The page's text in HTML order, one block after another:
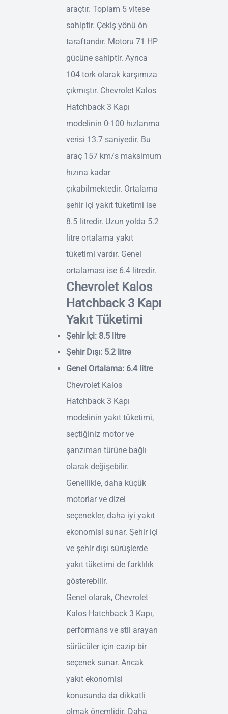
araçtır. Toplam 5 vitese
sahiptir. Çekiş yönü ön
taraftandır. Motoru 71 HP
gücüne sahiptir. Ayrıca
104 tork olarak karşımıza
çıkmıştır. Chevrolet Kalos
Hatchback 3 Kapı
modelinin 0-100 hızlanma
verisi 13.7 saniyedir. Bu
araç 157 km/s maksimum
hızına kadar
çıkabilmektedir. Ortalama
şehir içi yakıt tüketimi ise
8.5 litredir. Uzun yolda 5.2
litre ortalama yakıt
tüketimi vardır. Genel
ortalaması ise 6.4 litredir.
Chevrolet Kalos
Hatchback 3 Kapı
Yakıt Tüketimi
Şehir İçi: 8.5 litre
Şehir Dışı: 5.2 litre
Genel Ortalama: 6.4 litre
Chevrolet Kalos
Hatchback 3 Kapı
modelinin yakıt tüketimi,
seçtiğiniz motor ve
şanzıman türüne bağlı
olarak değişebilir.
Genellikle, daha küçük
motorlar ve dizel
seçenekler, daha iyi yakıt
ekonomisi sunar. Şehir içi
ve şehir dışı sürüşlerde
yakıt tüketimi de farklılık
gösterebilir.
Genel olarak, Chevrolet
Kalos Hatchback 3 Kapı,
performans ve stil arayan
sürücüler için cazip bir
seçenek sunar. Ancak
yakıt ekonomisi
konusunda da dikkatli
olmak önemlidir. Daha